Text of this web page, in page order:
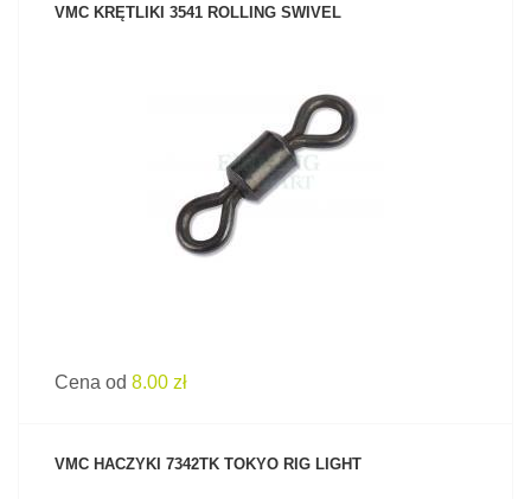
VMC KRĘTLIKI 3541 ROLLING SWIVEL
ZOBACZ PRODUKT
Cena od 8.00 zł
VMC HACZYKI 7342TK TOKYO RIG LIGHT